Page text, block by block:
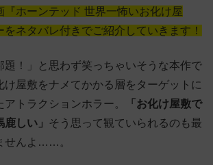
『ホーンテッド 世界一怖いお化け屋
をネタバレ付きでご紹介していきます！
題！」と思わず笑っちゃいそうな本作で
け屋敷をナメてかかる層をターゲットに
アトラクションホラー。
「お化け屋敷で
しい」 そう思って観ていられるのも最
せんよ……。